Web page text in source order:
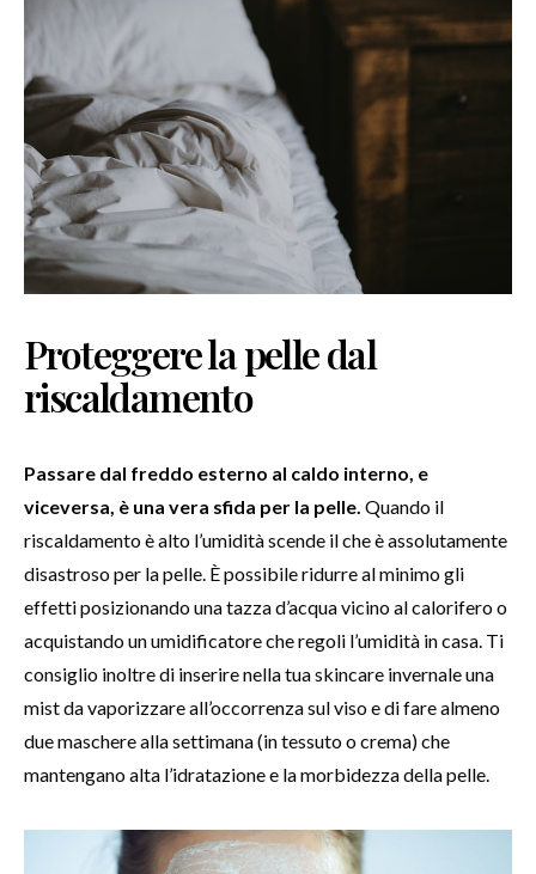
Proteggere la pelle dal
riscaldamento
Passare dal freddo esterno al caldo interno, e
viceversa, è una vera sfida per la pelle. Quando il
riscaldamento è alto l’umidità scende il che è assolutamente
disastroso per la pelle. È possibile ridurre al minimo gli
effetti posizionando una tazza d’acqua vicino al calorifero o
acquistando un umidificatore che regoli l’umidità in casa. Ti
consiglio inoltre di inserire nella tua skincare invernale una
mist da vaporizzare all’occorrenza sul viso e di fare almeno
due maschere alla settimana (in tessuto o crema) che
mantengano alta l’idratazione e la morbidezza della pelle.